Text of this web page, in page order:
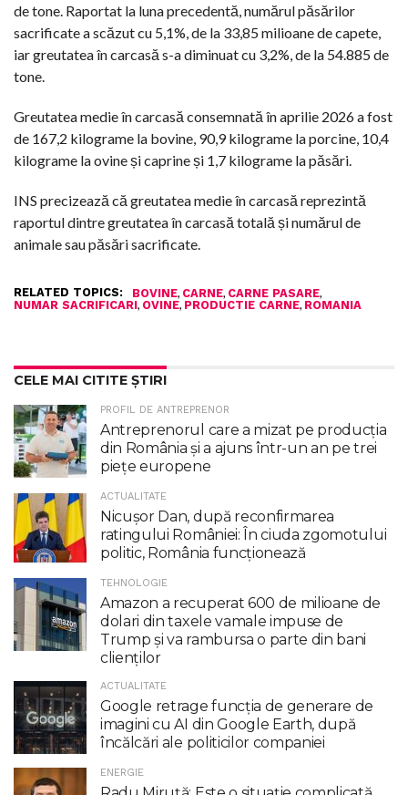
de tone. Raportat la luna precedentă, numărul păsărilor
sacrificate a scăzut cu 5,1%, de la 33,85 milioane de capete,
iar greutatea în carcasă s-a diminuat cu 3,2%, de la 54.885 de
tone.
Greutatea medie în carcasă consemnată în aprilie 2026 a fost
de 167,2 kilograme la bovine, 90,9 kilograme la porcine, 10,4
kilograme la ovine și caprine și 1,7 kilograme la păsări.
INS precizează că greutatea medie în carcasă reprezintă
raportul dintre greutatea în carcasă totală și numărul de
animale sau păsări sacrificate.
RELATED TOPICS: BOVINE, CARNE, CARNE PASARE,
NUMAR SACRIFICARI, OVINE, PRODUCTIE CARNE, ROMANIA
CELE MAI CITITE ȘTIRI
PROFIL DE ANTREPRENOR
Antreprenorul care a mizat pe producția
din România și a ajuns într-un an pe trei
piețe europene
ACTUALITATE
Nicuşor Dan, după reconfirmarea
ratingului României: În ciuda zgomotului
politic, România funcţionează
TEHNOLOGIE
Amazon a recuperat 600 de milioane de
dolari din taxele vamale impuse de
Trump şi va rambursa o parte din bani
clienţilor
ACTUALITATE
Google retrage funcţia de generare de
imagini cu AI din Google Earth, după
încălcări ale politicilor companiei
ENERGIE